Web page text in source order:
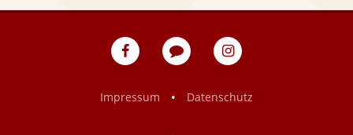
eventpeppers
Blog
eventpeppers
Impressum
• Datenschutz